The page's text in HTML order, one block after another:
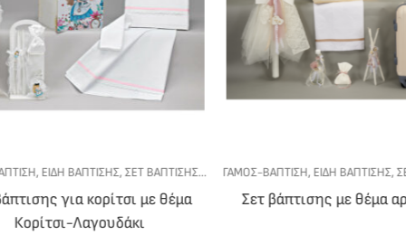
ΚΟΡΊΤΣΙ
,ΕΊΔΗ ΒΆΠΤΙΣΗΣ,ΣΕΤ ΒΆΠΤΙΣΗΣ,ΣΕΤ ΒΆΠΤΙΣΗΣ ΓΙΑ ΚΟΡΊΤΣΙ
για κορίτσι με θέμα
Κορίτσι-Λαγουδάκι
ΓΆΜΟΣ-ΒΆΠΤΙΣΗ,ΕΊΔΗ ΒΆΠΤΙΣΗΣ,
Σετ βάπτισης με θέμα